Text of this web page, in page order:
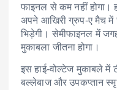
फाइनल से कम नहीं होगा।
अपने आखिरी ग्रुप-ए मैच में
भिड़ेगी। सेमीफाइनल में
मुकाबला जीतना होगा।
इस हाई-वोल्टेज मुकाबले में
बल्लेबाज और उपकप्तान